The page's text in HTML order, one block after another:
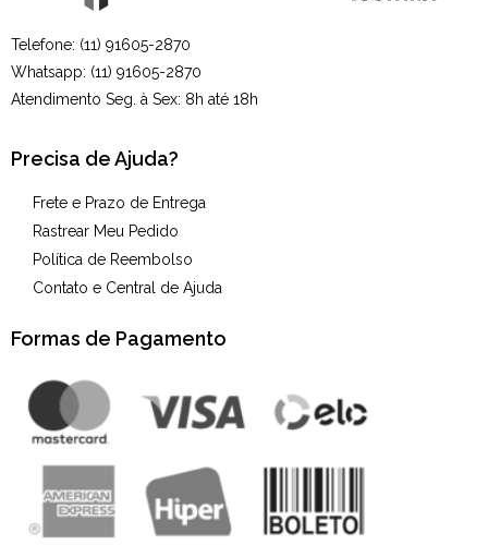
Telefone: (11) 91605-2870
Whatsapp: (11) 91605-2870
Atendimento Seg. à Sex: 8h até 18h
Precisa de Ajuda?
Frete e Prazo de Entrega
Rastrear Meu Pedido
Política de Reembolso
Contato e Central de Ajuda
Formas de Pagamento